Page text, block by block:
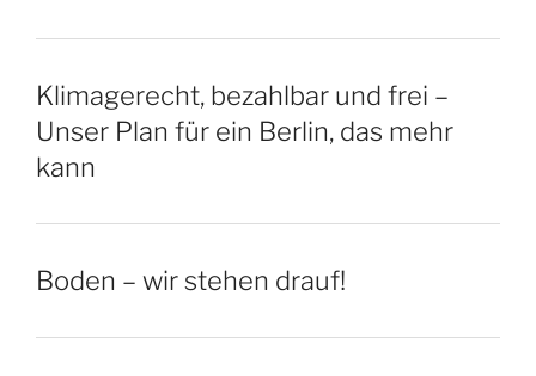
Klimagerecht, bezahlbar und frei –
Unser Plan für ein Berlin, das mehr
kann
Boden – wir stehen drauf!